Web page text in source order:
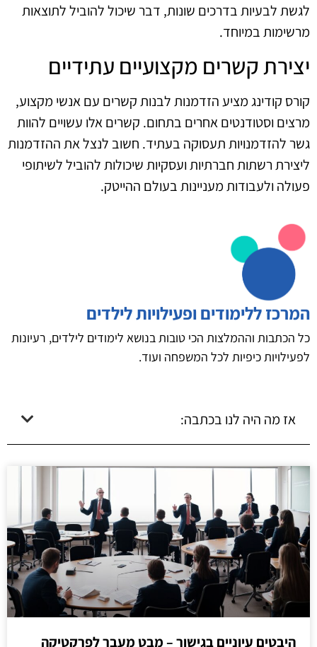
לגשת לבעיות בדרכים שונות, דבר שיכול להוביל לתוצאות
מרשימות במיוחד.
יצירת קשרים מקצועיים עתידיים
קורס קודינג מציע הזדמנות לבנות קשרים עם אנשי מקצוע,
מרצים וסטודנטים אחרים בתחום. קשרים אלו עשויים להוות
גשר להזדמנויות תעסוקה בעתיד. חשוב לנצל את ההזדמנות
ליצירת רשתות חברתיות ועסקיות שיכולות להוביל לשיתופי
פעולה ולעבודות מעניינות בעולם ההייטק.
המרכז ללימודים ופעילויות לילדים
כל הכתבות וההמלצות הכי טובות בנושא לימודים לילדים, רעיונות
לפעילויות כיפיות לכל המשפחה ועוד.
אז מה היה לנו בכתבה:
היבטים עיוניים בגישור – מבט מעבר לפרקטיקה